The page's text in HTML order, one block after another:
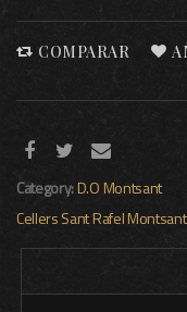
COMPARAR
Category:D.O Montsant
Cellers Sant RafelMontsant